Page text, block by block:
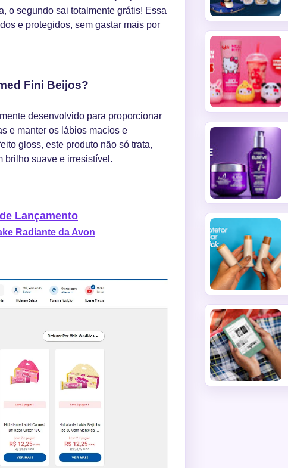
o segundo sai totalmente grátis! Essa
e protegidos, sem gastar mais por
Fini Beijos?
desenvolvido para proporcionar
e manter os lábios macios e
gloss, este produto não só trata,
brilho suave e irresistível.
Lançamento
Radiante da Avon